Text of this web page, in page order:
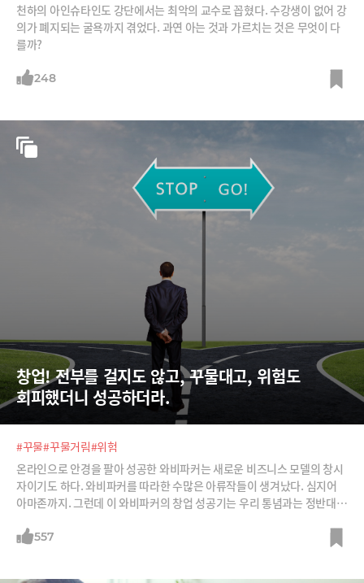
천하의 아인슈타인도 강단에서는 최악의 교수로 꼽혔다. 수강생이 없어 강
의가 폐지되는 굴욕까지 겪었다. 과연 아는 것과 가르치는 것은 무엇이 다
를까?
248
창업! 전부를 걸지도 않고, 꾸물대고, 위험도
회피했더니 성공하더라.
#꾸물#꾸물거림#위험
온라인으로 안경을 팔아 성공한 와비파커는 새로운 비즈니스 모델의 창시
자이기도 하다. 와비파커를 따라한 수많은 아류작들이 생겨났다. 심지어
아마존까지. 그런데 이 와비파커의 창업 성공기는 우리 통념과는 정반대이
557